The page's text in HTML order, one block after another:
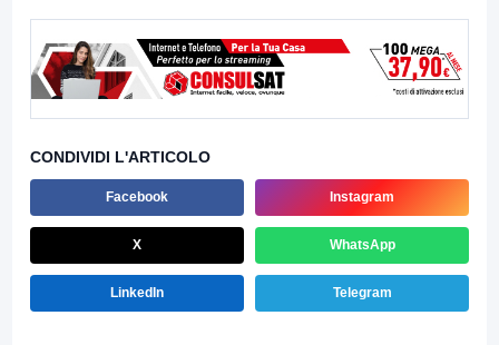
CONDIVIDI L'ARTICOLO
Facebook Instagram
X WhatsApp
LinkedIn Telegram